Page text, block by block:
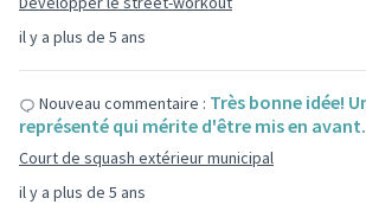
il y a plus de 5 ans
il y a plus de 5 ans
Nouveau commentaire : Très bonne idée!
représenté qui mérite d'être mis en avant.
Court de squash extérieur municipal